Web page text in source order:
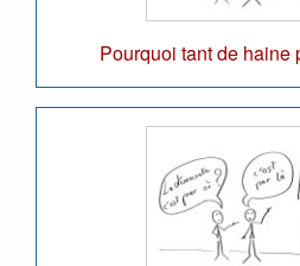
Pourquoi tant de haine